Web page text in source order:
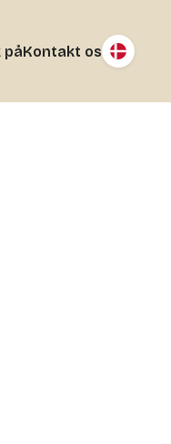
påKontakt os